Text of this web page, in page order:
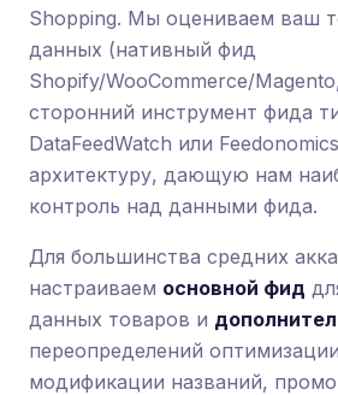
Shopping. Мы оцениваем ваш
данных (нативный фид
Shopify/WooCommerce/
сторонний инструмент фида
DataFeedWatch или
архитектуру, дающую нам
контроль над данными фида.
Для большинства средних
настраиваем основной фид
данных товаров и
переопределений
модификации названий,